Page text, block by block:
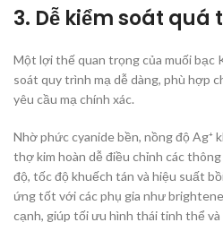
3. Dễ kiểm soát quá
Một lợi thế quan trọng của muối bạc
soát quy trình mạ dễ dàng, phù hợp
yêu cầu mạ chính xác.
Nhờ phức cyanide bền, nồng độ Ag⁺
thợ kim hoàn dễ điều chỉnh các
độ, tốc độ khuếch tán và hiệu suất
ứng tốt với các phụ gia như
cạnh, giúp tối ưu hình thái tinh thể và